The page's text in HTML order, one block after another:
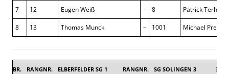
7 12 Eugen Weiß – 8 Patrick
8 13 Thomas Munck – 1001 Michael Prein
BR. RANGNR. ELBERFELDER SG 1 RANGNR. SG SOLINGEN 3 3,5 :